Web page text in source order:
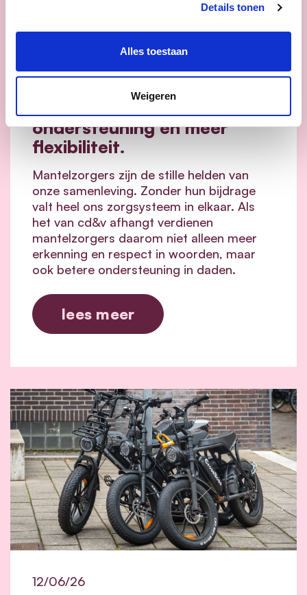
Details tonen
Alles toestaan
Weigeren
cd&v maakt het verschil
voor mantelzorgers: minder
drempels, meer
ondersteuning en meer
flexibiliteit.
Mantelzorgers zijn de stille helden van
onze samenleving. Zonder hun bijdrage
valt heel ons zorgsysteem in elkaar. Als
het van cd&v afhangt verdienen
mantelzorgers daarom niet alleen meer
erkenning en respect in woorden, maar
ook betere ondersteuning in daden.
lees meer
12/06/26